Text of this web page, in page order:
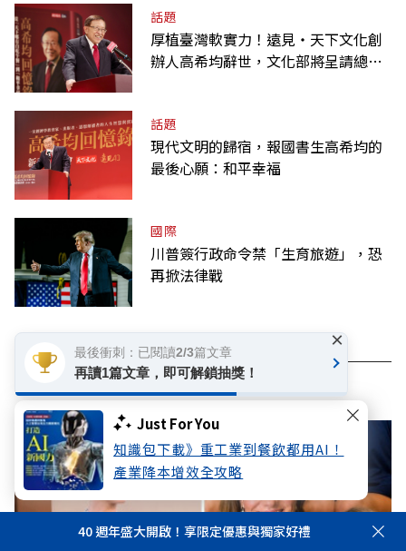
Just For You
知識包下載》重工業到餐飲都用AI！
產業降本增效全攻略
話題
厚植臺灣軟實力！遠見‧天下文化創
辦人高希均辭世，文化部將呈請總統
話題
現代文明的歸宿，報國書生高希均的
最後心願：和平幸福
國際
川普簽行政命令禁「生育旅遊」，恐
再掀法律戰
看此文章的人也看了..
40 週年盛大開啟！享限定優惠與獨家好禮
最後衝刺：已閱讀2/3篇文章
再讀1篇文章，即可解鎖抽獎！
×